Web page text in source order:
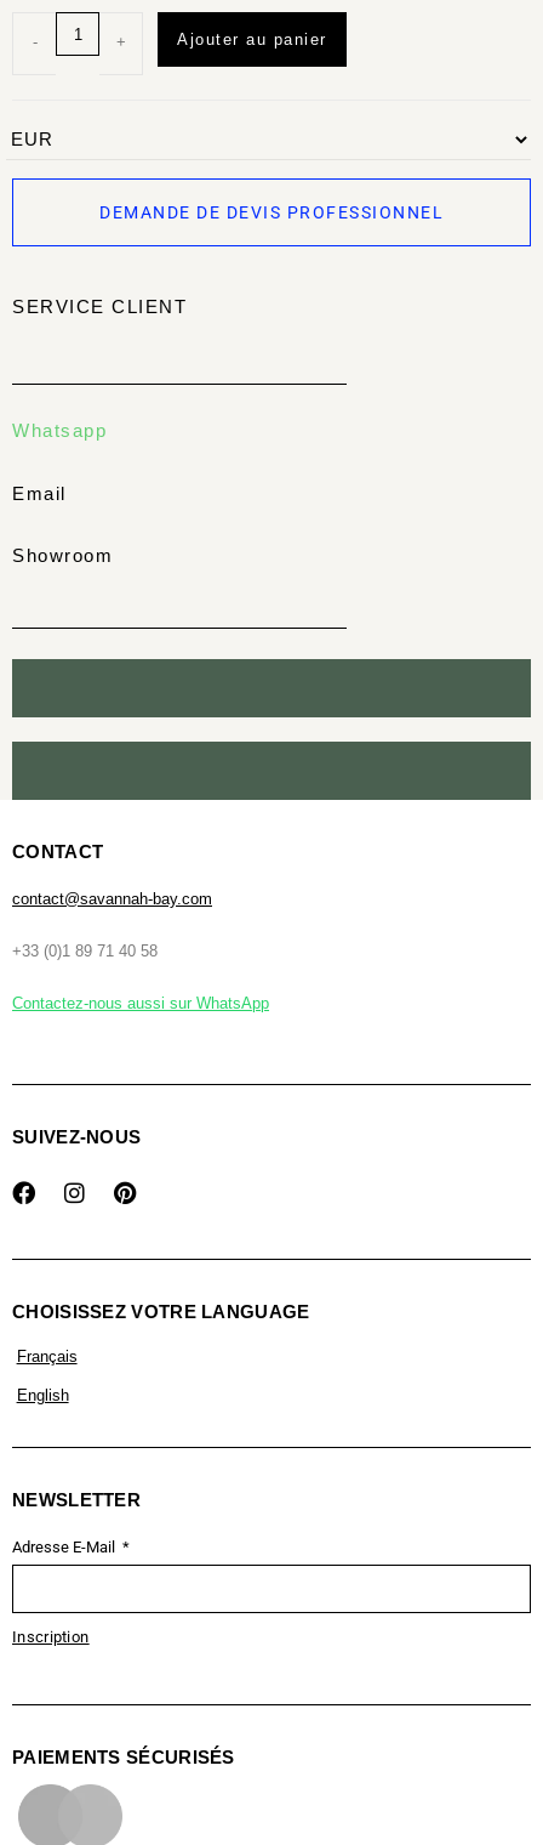
- + Ajouter au panier
DEMANDE DE DEVIS PROFESSIONNEL
SERVICE CLIENT
Whatsapp
Email
Showroom
CONTACT
contact@savannah-bay.com
+33 (0)1 89 71 40 58
Contactez-nous aussi sur WhatsApp
SUIVEZ-NOUS
CHOISISSEZ VOTRE LANGUAGE
Français
English
NEWSLETTER
Adresse E-Mail
Inscription
PAIEMENTS SÉCURISÉS